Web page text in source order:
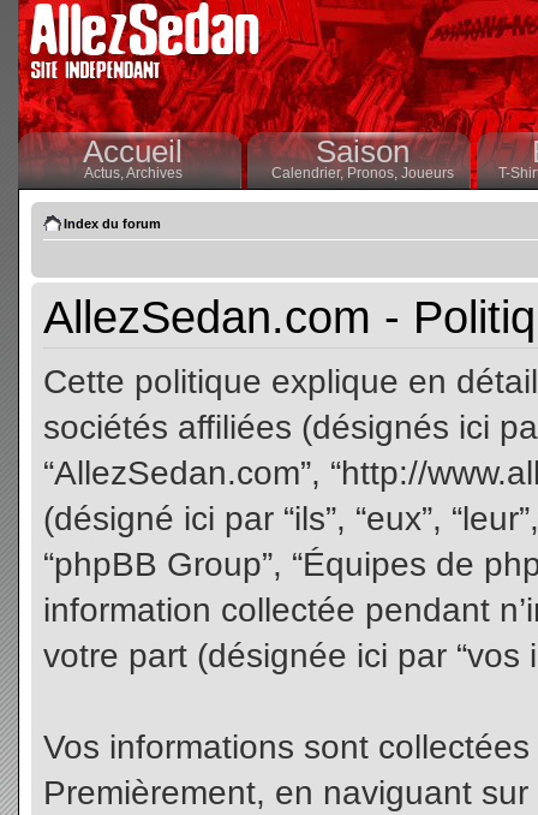
Accueil
Actus,Archives
Saison
Calendrier,Pronos, Joueurs T-
Index du forum
AllezSedan.com -
Cette politique explique en
sociétés affiliées (désignés ici
“AllezSedan.com”, “http://
(désigné ici par “ils”, “eux”,
“phpBB Group”, “Équipes de
information collectée pendant
votre part (désignée ici par “vos
Vos informations sont
Premièrement, en naviguant